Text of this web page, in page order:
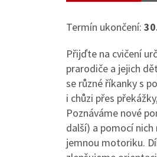
Termín ukončení:
Přijďte na cvičení
prarodiče a jejich
se různé říkanky s
i chůzi přes
Poznáváme nové
další) a pomocí
jemnou motoriku.